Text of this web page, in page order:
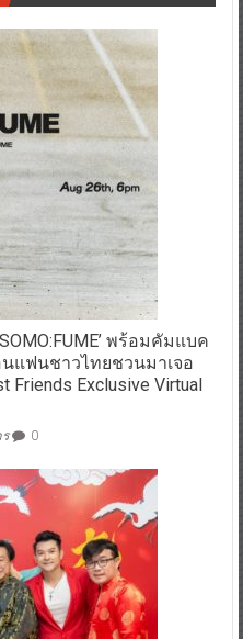
พร้อมคัมแบค
แฟนชาวไทยชวนมาเจอ
Friends Exclusive Virtual
0